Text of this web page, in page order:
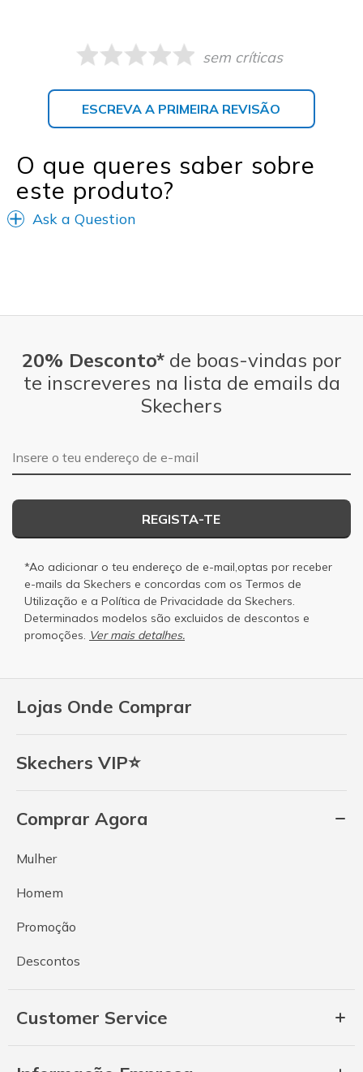
sem críticas
ESCREVA A PRIMEIRA REVISÃO
O que queres saber sobre
este produto?
Ask a Question
Lojas Onde Comprar
Skechers VIP⭐
Comprar Agora
Mulher
Homem
Promoção
Descontos
Customer Service
20% Desconto*de boas-vindas por
te inscreveres na lista de emails da
Skechers
Endereço de e-mail
REGISTA-TE
*Ao adicionar o teu endereço de e-mail,optas por receber
e-mails da Skechers e concordas com os Termos de
Utilização e a Política de Privacidade da Skechers.
Determinados modelos são excluidos de descontos e
promoções. Ver mais detalhes.